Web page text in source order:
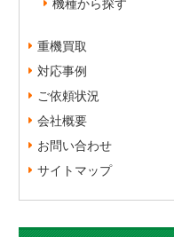
重機買取
対応事例
ご依頼状況
会社概要
お問い合わせ
サイトマップ